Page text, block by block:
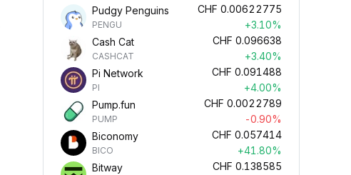
Pudgy Penguins
PENGU
CHF 0.00622775
+3.10%
Cash Cat
CASHCAT
CHF 0.096638
+3.40%
Pi Network
PI
CHF 0.091488
+4.00%
Pump.fun
PUMP
CHF 0.0022789
-0.90%
Biconomy
BICO
CHF 0.057414
+41.80%
Bitway
CHF 0.138585